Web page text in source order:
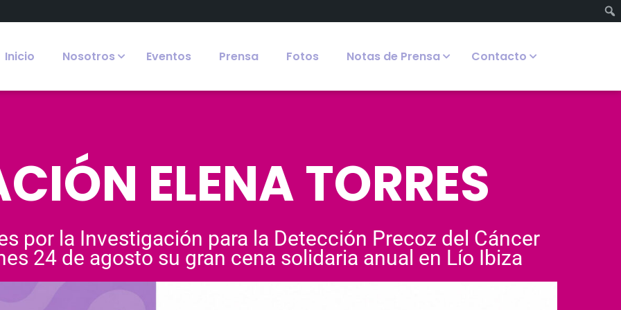
Inicio Nosotros Eventos Prensa Fotos Notas de Prensa Contacto
ELENA TORRES
por la Investigación para la Detección Precoz del Cáncer
24 de agosto su gran cena solidaria anual en Lío Ibiza